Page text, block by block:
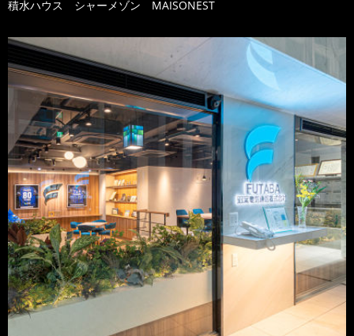
積水ハウス シャーメゾン MAISONEST